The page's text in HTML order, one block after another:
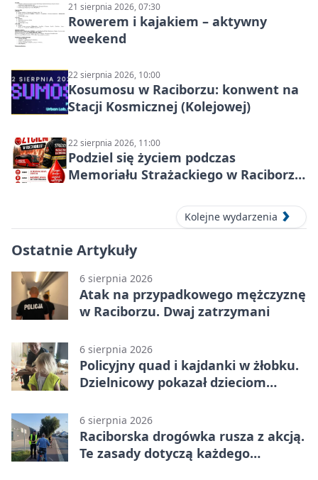
21 sierpnia 2026, 07:30
Rowerem i kajakiem – aktywny
weekend
22 sierpnia 2026, 10:00
Kosumosu w Raciborzu: konwent na
Stacji Kosmicznej (Kolejowej)
22 sierpnia 2026, 11:00
Podziel się życiem podczas
Memoriału Strażackiego w Raciborzu
Kolejne wydarzenia
Ostatnie Artykuły
6 sierpnia 2026
Atak na przypadkowego mężczyznę
w Raciborzu. Dwaj zatrzymani
6 sierpnia 2026
Policyjny quad i kajdanki w żłobku.
Dzielnicowy pokazał dzieciom
6 sierpnia 2026
Raciborska drogówka rusza z akcją.
Te zasady dotyczą każdego